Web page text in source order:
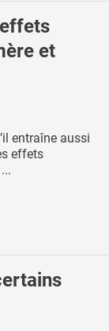
effets
et
entraîne aussi
effets